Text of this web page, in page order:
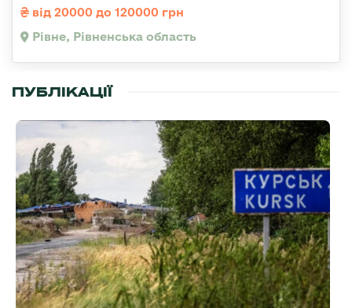
від 20000 до 120000 грн
Рівне, Рівненська область
ПУБЛІКАЦІЇ